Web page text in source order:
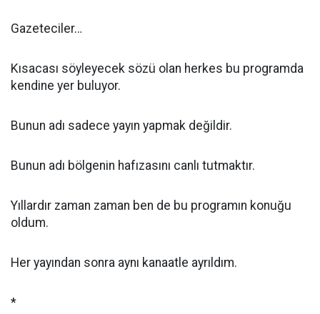
Gazeteciler…
Kısacası söyleyecek sözü olan herkes bu programda
kendine yer buluyor.
Bunun adı sadece yayın yapmak değildir.
Bunun adı bölgenin hafızasını canlı tutmaktır.
Yıllardır zaman zaman ben de bu programın konuğu
oldum.
Her yayından sonra aynı kanaatle ayrıldım.
*